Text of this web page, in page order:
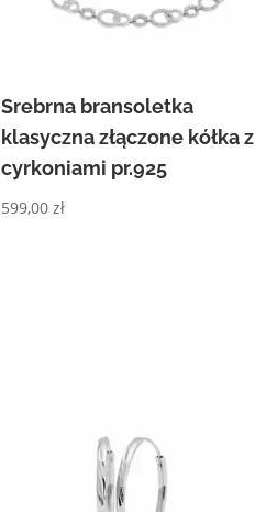
Srebrna bransoletka
klasyczna złączone kółka z
cyrkoniami pr.925
599,00zł